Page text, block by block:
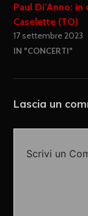
Paul Di’Anno:
Caselette (TO)
17 settembre 2023
IN "CONCERTI"
Lascia un
Scrivi un